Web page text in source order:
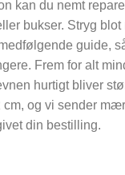
kan du nemt
bukser. Stryg
guide,
Frem for alt
hurtigt bliver
cm, og vi sender
din bestilling.